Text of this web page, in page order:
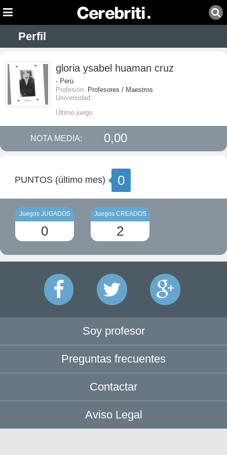
Perfil
gloria ysabel huaman cruz
- Perú
Profesión: Profesores / Maestros
Universidad:
Último juego:
NOTA MEDIA: 0,00
PUNTOS (último mes) 0
Juegos JUGADOS
0
Juegos CREADOS
2
Soy profesor
Preguntas frecuentes
Contactar
Aviso Legal